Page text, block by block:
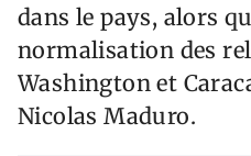
dans le pays, alors
normalisation des
Washington et
Nicolas Maduro.